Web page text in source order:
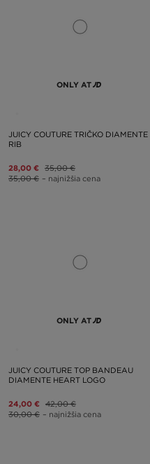
ONLY AT
JUICY COUTURE TRIČKO DIAMENTE
RIB
28,00 € 35,00 €
35,00 € – najnižšia cena
ONLY AT
JUICY COUTURE TOP BANDEAU
DIAMENTE HEART LOGO
24,00 € 42,00 €
30,00 € – najnižšia cena